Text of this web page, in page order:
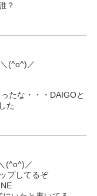
？
(^o^)／
たな・・・DAIGOと
た
(^o^)／
プしてるぞ